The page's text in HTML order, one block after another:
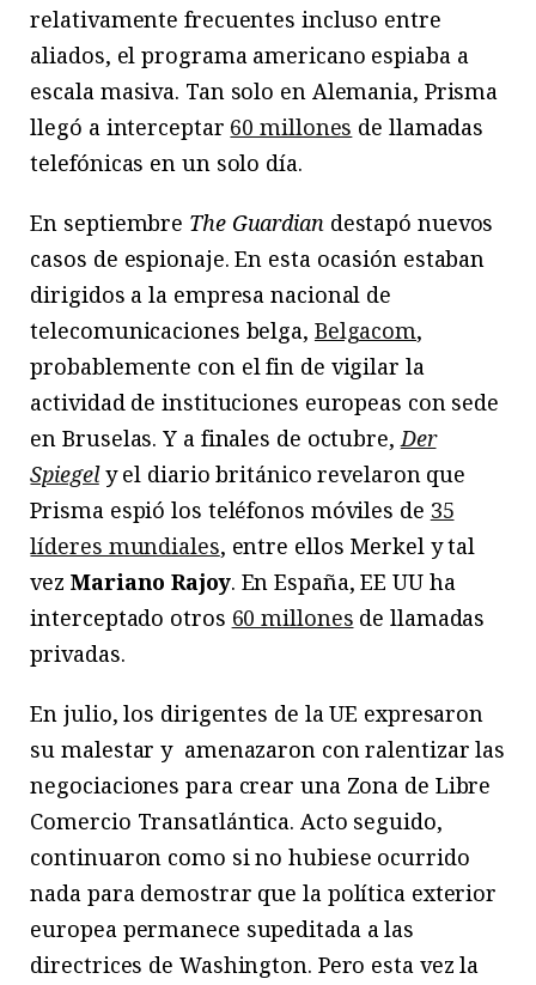
relativamente frecuentes incluso entre
aliados, el programa americano espiaba a
escala masiva. Tan solo en Alemania, Prisma
llegó a interceptar 60 millones de llamadas
telefónicas en un solo día.
En septiembre The Guardiandestapó nuevos
casos de espionaje. En esta ocasión estaban
dirigidos a la empresa nacional de
telecomunicaciones belga, Belgacom,
probablemente con el fin de vigilar la
actividad de instituciones europeas con sede
en Bruselas. Y a finales de octubre,Der
Spiegel y el diario británico revelaron que
Prisma espió los teléfonos móviles de 35
líderes mundiales, entre ellos Merkel y tal
vezMariano Rajoy. En España, EE UU ha
interceptado otros 60 millones de llamadas
privadas.
En julio, los dirigentes de la UE expresaron
su malestar y amenazaron con ralentizar las
negociaciones para crear una Zona de Libre
Comercio Transatlántica. Acto seguido,
continuaron como si no hubiese ocurrido
nada para demostrar que la política exterior
europea permanece supeditada a las
directrices de Washington. Pero esta vez la